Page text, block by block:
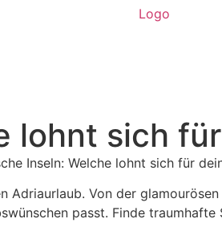
lohnt sich
Adriaurlaub. Von der glamourösen
passt. Finde